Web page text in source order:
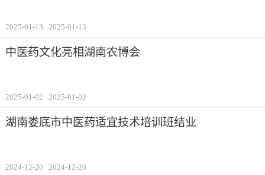
2025-01-13 2025-01-13
中医药文化亮相湖南农博会
2025-01-02 2025-01-02
湖南娄底市中医药适宜技术培训班结业
2024-12-20 2024-12-20